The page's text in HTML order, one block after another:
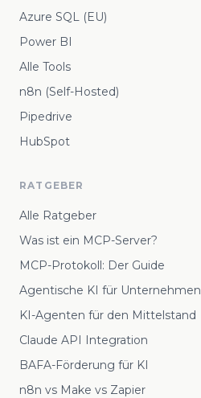
Azure SQL (EU)
Power BI
Alle Tools
n8n (Self-Hosted)
Pipedrive
HubSpot
RATGEBER
Alle Ratgeber
Was ist ein MCP-Server?
MCP-Protokoll: Der Guide
Agentische KI für Unternehmen
KI-Agenten für den Mittelstand
Claude API Integration
BAFA-Förderung für KI
n8n vs Make vs Zapier